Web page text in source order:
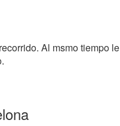
Al msmo tiempo le